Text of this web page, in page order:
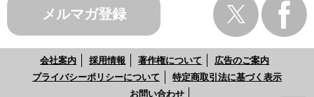
メルマガ登録
会社案内 採用情報 著作権について
広告のご案内
プライバシーポリシーについて
特定商取引法に基づく表示
お問い合わせ